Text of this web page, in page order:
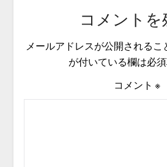
コメントを
メールアドレスが公開されるこ
が付いている欄は必
コメント ※